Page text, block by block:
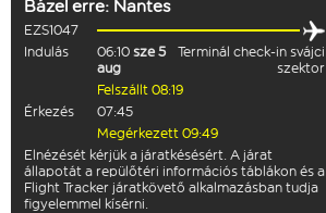
Bázel erre: Nantes
EZS1047
Indulás
06:10 sze 5
aug
Terminál check-in svájci
szektor
Felszállt 08:19
Érkezés
07:45
Megérkezett 09:49
Elnézését kérjük a járatkésésért. A járat
állapotát a repülőtéri információs táblákon és a
Flight Tracker járatkövető alkalmazásban tudja
figyelemmel kísérni.